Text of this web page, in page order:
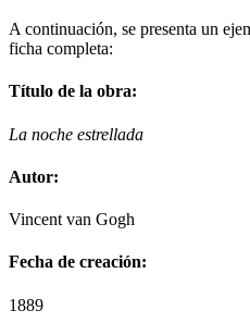
A continuación, se presenta un
ficha completa:
Título de la obra:
La noche estrellada
Autor:
Vincent van Gogh
Fecha de creación:
1889